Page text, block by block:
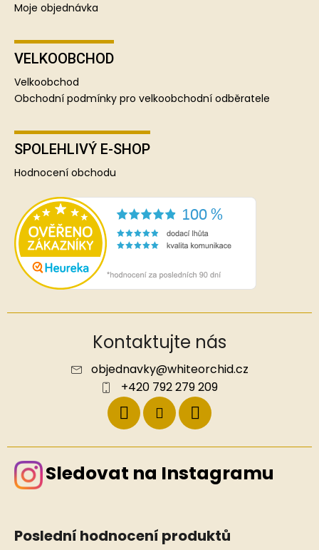
Moje objednávka
VELKOOBCHOD
Velkoobchod
Obchodní podmínky pro velkoobchodní odběratele
SPOLEHLIVÝ E-SHOP
Hodnocení obchodu
Kontaktujte nás
objednavky@whiteorchid.cz
+420 792 279 209
Sledovat na Instagramu
Poslední hodnocení produktů